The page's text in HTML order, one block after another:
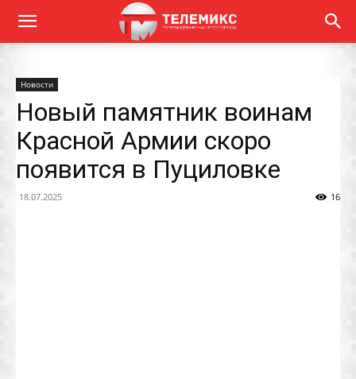
Новости
Новый памятник воинам
Красной Армии скоро
появится в Пуциловке
18.07.2025 16